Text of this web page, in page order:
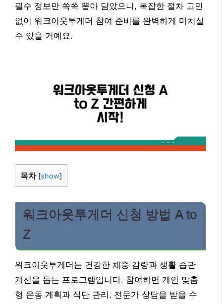
필수 정보만 쏙쏙 뽑아 담았으니, 복잡한 절차 고민
없이 워크아웃투게더 참여 준비를 완벽하게 마치실
수 있을 거예요.
목차 [show]
워크아웃투게더 신청 방법 A to
Z
워크아웃투게더는 건강한 체중 감량과 생활 습관
개선을 돕는 프로그램입니다. 참여하면 개인 맞춤
형 운동 계획과 식단 관리, 전문가 상담을 받을 수